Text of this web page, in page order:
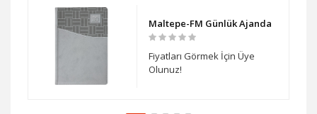
Maltepe-FM Günlük Ajanda
Fiyatları Görmek İçin Üye
Olunuz!